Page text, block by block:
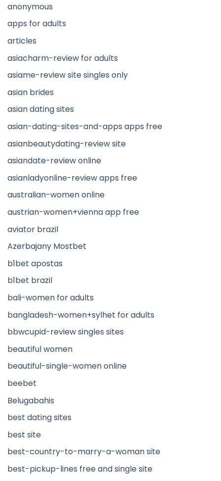
anonymous
apps for adults
articles
asiacharm-review for adults
asiame-review site singles only
asian brides
asian dating sites
asian-dating-sites-and-apps apps free
asianbeautydating-review site
asiandate-review online
asianladyonline-review apps free
australian-women online
austrian-women+vienna app free
aviator brazil
Azerbajany Mostbet
b1bet apostas
b1bet brazil
bali-women for adults
bangladesh-women+sylhet for adults
bbwcupid-review singles sites
beautiful women
beautiful-single-women online
beebet
Belugabahis
best dating sites
best site
best-country-to-marry-a-woman site
best-pickup-lines free and single site